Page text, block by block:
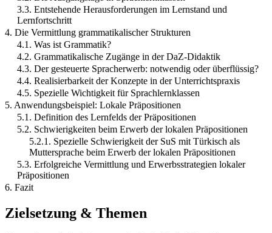
3.3. Entstehende Herausforderungen im Lernstand und
Lernfortschritt
4. Die Vermittlung grammatikalischer Strukturen
4.1. Was ist Grammatik?
4.2. Grammatikalische Zugänge in der DaZ-Didaktik
4.3. Der gesteuerte Spracherwerb: notwendig oder überflüssig?
4.4. Realisierbarkeit der Konzepte in der Unterrichtspraxis
4.5. Spezielle Wichtigkeit für Sprachlernklassen
5. Anwendungsbeispiel: Lokale Präpositionen
5.1. Definition des Lernfelds der Präpositionen
5.2. Schwierigkeiten beim Erwerb der lokalen Präpositionen
5.2.1. Spezielle Schwierigkeit der SuS mit Türkisch als
Muttersprache beim Erwerb der lokalen Präpositionen
5.3. Erfolgreiche Vermittlung und Erwerbsstrategien lokaler
Präpositionen
6. Fazit
Zielsetzung & Themen